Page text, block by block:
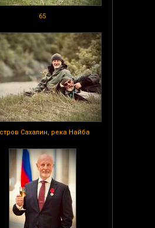
65
Сахалин, река Найба